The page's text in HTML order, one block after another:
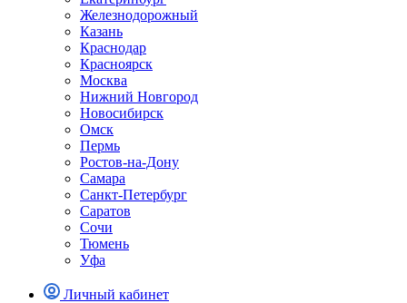
Железнодорожный
Казань
Краснодар
Красноярск
Москва
Нижний Новгород
Новосибирск
Омск
Пермь
Ростов-на-Дону
Самара
Санкт-Петербург
Саратов
Сочи
Тюмень
Уфа
Личный кабинет